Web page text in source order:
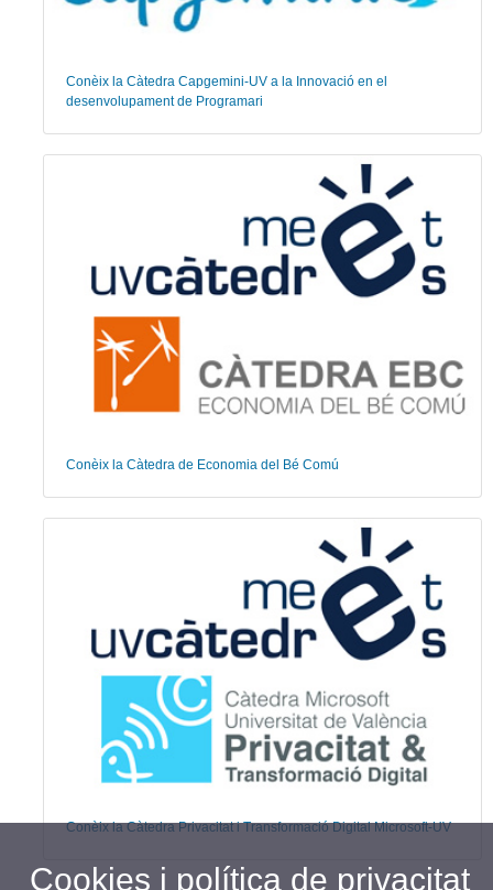
Conèix la Càtedra Capgemini-UV a la Innovació en el
desenvolupament de Programari
Conèix la Càtedra de Economia del Bé Comú
Conèix la Càtedra Privacitat i Transformació Digital Microsoft-UV
Cookies i política de privacitat